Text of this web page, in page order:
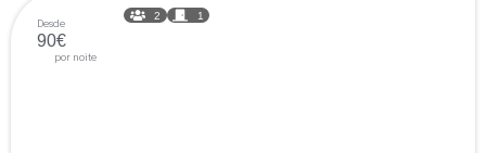
Desde
90€
por noite
2 1